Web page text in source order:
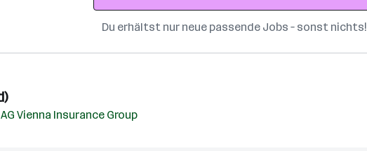
Du erhältst nur neue passende Jobs – sonst nichts!
AG Vienna Insurance Group